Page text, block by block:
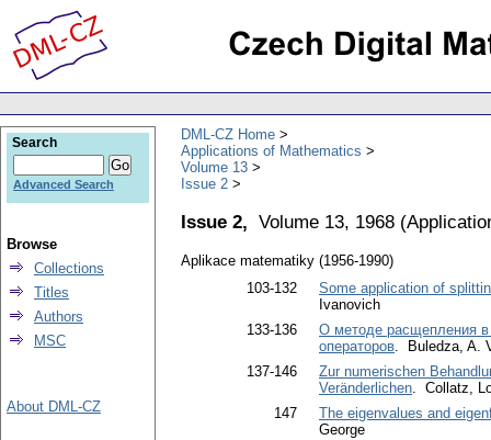
DML-CZ Home
Applications of Mathematics
Volume 13
Issue 2
Issue 2, Volume 13, 1968 (
Aplikace matematiky (1956-1990)
103-132
Some application of
Ivanovich
133-136
О методе расщепления в
операторов. Buledza, A.
137-146
Zur numerischen
Veränderlichen. Collatz,
147
The eigenvalues and
George
Search
Advanced Search
Browse
Collections
Titles
Authors
MSC
About DML-CZ